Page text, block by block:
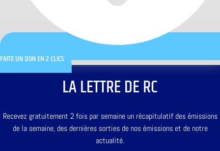
FAITE UN DON EN 2 CLICS
LA LETTRE DE RC
Recevez gratuitement 2 fois par semaine un récapitulatif des émissions
de la semaine, des dernières sorties de nos émissions et de notre
actualité.